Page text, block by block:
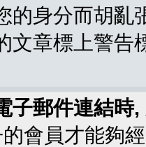
的身分而胡亂
文章標上警告
子郵件連結時
會員才能夠